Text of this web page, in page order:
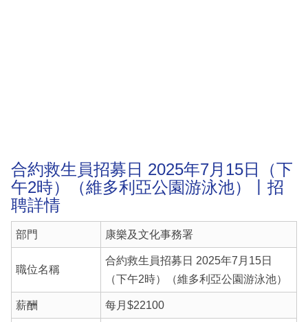
合約救生員招募日 2025年7月15日（下
午2時）（維多利亞公園游泳池）丨招
聘詳情
部門 康樂及文化事務署
職位名稱
合約救生員招募日 2025年7月15日
（下午2時）（維多利亞公園游泳池）
薪酬 每月$22100